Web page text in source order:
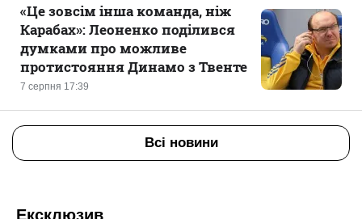
7 серпня 17:39
«Це зовсім інша команда, ніж
Карабах»: Леоненко поділився
думками про можливе
протистояння Динамо з Твенте
Всі новини
Ексклюзив